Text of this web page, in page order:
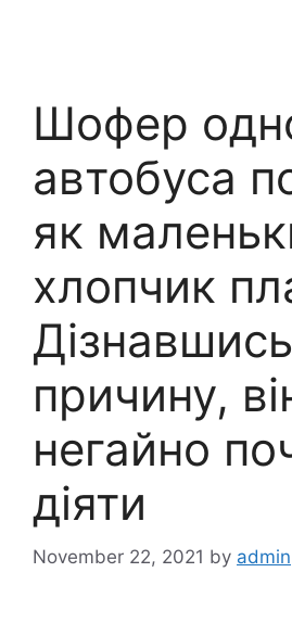
Шофер
автобуса
як
хлопчик
Дізнавшись
причину,
негайно
діяти
November 22, 2021 by admin